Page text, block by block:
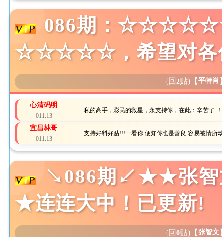
086期：
☆☆☆☆☆，希望对各
(回 2贴)【 平特肖
心清码明
011:13
私的高手，彩民的救星，永支持你，在此：辛苦了 ！
宜昌林哥
011:13
支持好料好贴!!!一看你 便知你也是善良 容易被情所
↘086期↙★★张
★连连大中！已更新!
(回0贴) 【张智文